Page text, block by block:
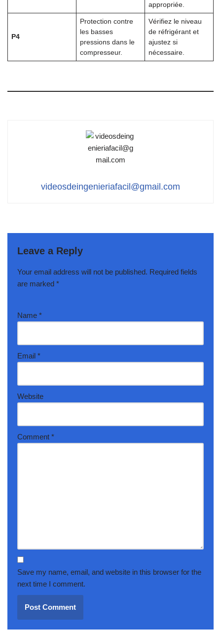
appropriée.
P4
Protection contre
les basses
pressions dans le
compresseur.
Vérifiez le niveau
de réfrigérant et
ajustez si
nécessaire.
videosdeingenieriafacil@gmail.com
Leave a Reply
Your email address will not be published. Required fields
are marked *
Name *
Email *
Website
Comment *
Save my name, email, and website in this browser for the
next time I comment.